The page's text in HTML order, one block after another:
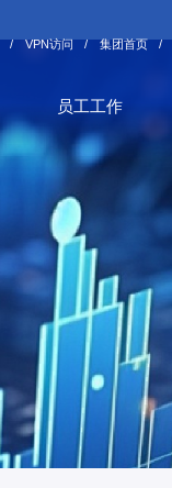
/ VPN访问 / 集团首页 /
员工工作